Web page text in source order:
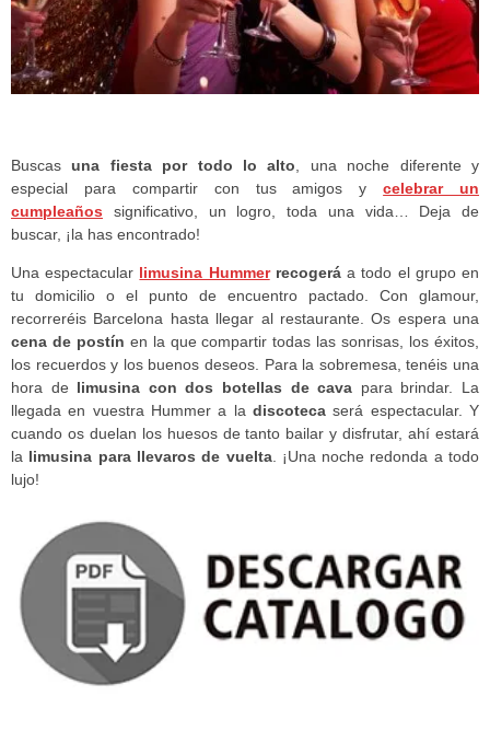
Buscasuna fiesta por todo lo alto , una noche diferente y
especial para compartir con tus amigos ycelebrar un
cumpleaños significativo, un logro, toda una vida… Deja de
buscar, ¡la has encontrado!
Una espectacular limusina Hummerrecogeráa todo el grupo en
tu domicilio o el punto de encuentro pactado. Con glamour,
recorreréis Barcelona hasta llegar al restaurante. Os espera una
cena de postín en la que compartir todas las sonrisas, los éxitos,
los recuerdos y los buenos deseos. Para la sobremesa, tenéis una
hora de limusina con dos botellas de cava para brindar. La
llegada en vuestra Hummer a la discoteca será espectacular. Y
cuando os duelan los huesos de tanto bailar y disfrutar, ahí estará
la limusina para llevaros de vuelta. ¡Una noche redonda a todo
lujo!